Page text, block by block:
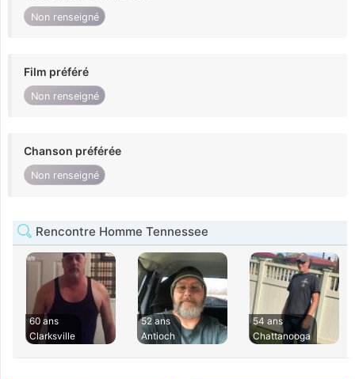
Non renseigné
Film préféré
Non renseigné
Chanson préférée
Non renseigné
Rencontre Homme Tennessee
60 ans
Clarksville
52 ans
Antioch
54 ans
Chattanooga